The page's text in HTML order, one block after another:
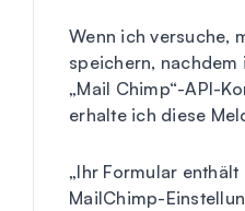
Wenn ich versuche,
speichern, nachdem
„Mail Chimp“-API-
erhalte ich diese
„Ihr Formular
MailChimp-